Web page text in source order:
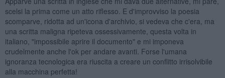
scelsi la prima come un atto riflesso. E d'improvviso la poesia
scomparve, ridotta ad un'icona d'archivio, si vedeva che c'era, ma
una scritta maligna ripeteva ossessivamente, questa volta in
italiano, "impossibile aprire il documento" e mi imponeva
crudelmente anche l'ok per andare avanti. Forse l'umana
ignoranza tecnologica era riuscita a creare un conflitto irrisolvibile
alla macchina perfetta!